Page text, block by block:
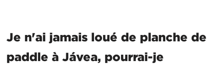
Je n'ai jamais loué de planche de
paddle à Jávea, pourrai-je